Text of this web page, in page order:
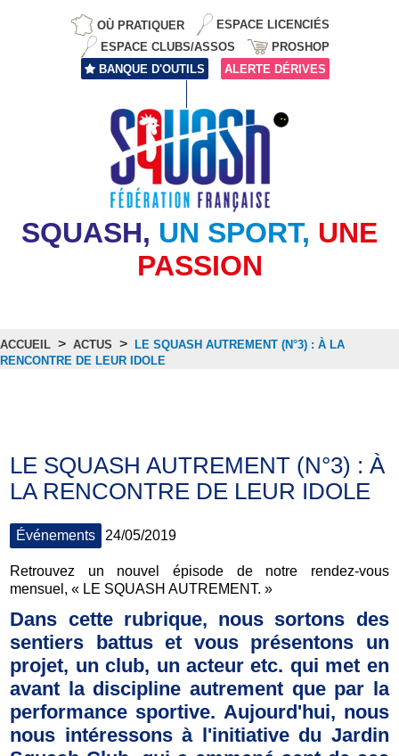
OÙ PRATIQUER
ESPACE LICENCIÉS
ESPACE CLUBS/ASSOS
PROSHOP
BANQUE D'OUTILS
ALERTE DÉRIVES
SQUASH, UN SPORT, UNE
PASSION
ACCUEIL > ACTUS > LE SQUASH AUTREMENT (N°3) : À LA
RENCONTRE DE LEUR IDOLE
LE SQUASH AUTREMENT (N°3) : À
LA RENCONTRE DE LEUR IDOLE
Événements 24/05/2019
Retrouvez un nouvel épisode de notre rendez-vous
mensuel, « LE SQUASH AUTREMENT. »
Dans cette rubrique, nous sortons des
sentiers battus et vous présentons un
projet, un club, un acteur etc. qui met en
avant la discipline autrement que par la
performance sportive. Aujourd'hui, nous
nous intéressons à l'initiative du Jardin